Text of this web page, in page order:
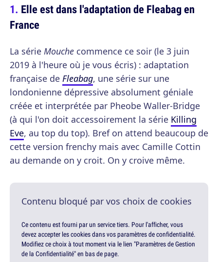
Elle est dans l'adaptation de Fleabag en
France
La série Mouche commence ce soir (le 3 juin
2019 à l'heure où je vous écris) : adaptation
française de Fleabag, une série sur une
londonienne dépressive absolument géniale
créée et interprétée par Pheobe Waller-Bridge
(à qui l'on doit accessoirement la série Killing
Eve, au top du top). Bref on attend beaucoup de
cette version frenchy mais avec Camille Cottin
au demande on y croit. On y croive même.
Contenu bloqué par vos choix de cookies
Ce contenu est fourni par un service tiers. Pour l'afficher, vous
devez accepter les cookies dans vos paramètres de confidentialité.
Modifiez ce choix à tout moment via le lien "Paramètres de Gestion
de la Confidentialité" en bas de page.